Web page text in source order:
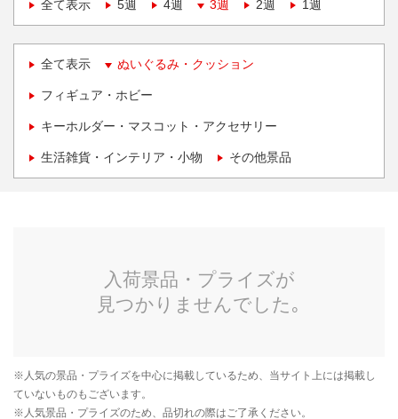
全て表示
5週 4週 3週 2週 1週
全て表示 ぬいぐるみ・クッション
フィギュア・ホビー
キーホルダー・マスコット・アクセサリー
生活雑貨・インテリア・小物 その他景品